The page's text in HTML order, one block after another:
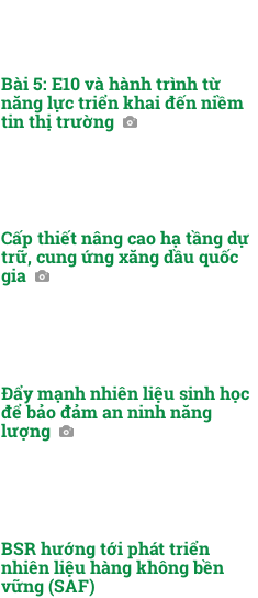
Bài 5: E10 và hành trình từ
năng lực triển khai đến niềm
tin thị trường
Cấp thiết nâng cao hạ tầng dự
trữ, cung ứng xăng dầu quốc
gia
Đẩy mạnh nhiên liệu sinh học
để bảo đảm an ninh năng
lượng
BSR hướng tới phát triển
nhiên liệu hàng không bền
vững (SAF)